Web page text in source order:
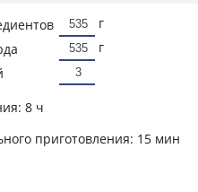
г
г
8 ч
приготовления: 15 мин